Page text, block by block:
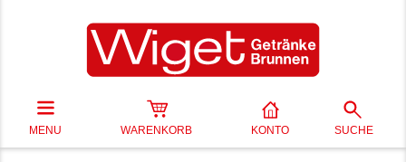
MENU WARENKORB KONTO SUCHE